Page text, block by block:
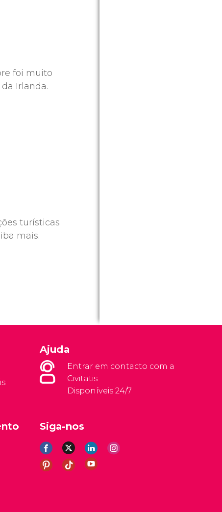
foi muito
Irlanda.
turísticas
mais.
Ajuda
Entrar em contacto com a
Civitatis
Disponíveis 24/7
Siga-nos